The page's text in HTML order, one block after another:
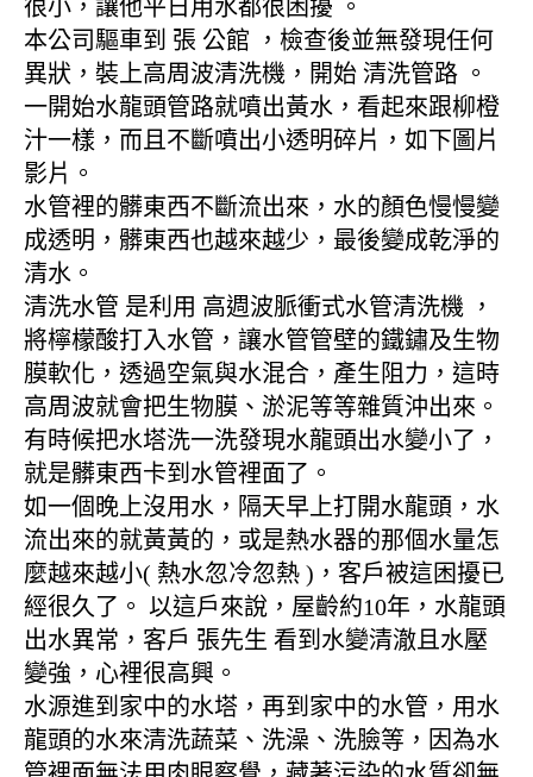
很小，讓他平日用水都很困擾 。
本公司驅車到 張 公館 ，檢查後並無發現任何
異狀，裝上高周波清洗機，開始 清洗管路 。
一開始水龍頭管路就噴出黃水，看起來跟柳橙
汁一樣，而且不斷噴出小透明碎片，如下圖片
影片。
水管裡的髒東西不斷流出來，水的顏色慢慢變
成透明，髒東西也越來越少，最後變成乾淨的
清水。
清洗水管 是利用 高週波脈衝式水管清洗機 ，
將檸檬酸打入水管，讓水管管壁的鐵鏽及生物
膜軟化，透過空氣與水混合，產生阻力，這時
高周波就會把生物膜、淤泥等等雜質沖出來。
有時候把水塔洗一洗發現水龍頭出水變小了，
就是髒東西卡到水管裡面了。
如一個晚上沒用水，隔天早上打開水龍頭，水
流出來的就黃黃的，或是熱水器的那個水量怎
麼越來越小( 熱水忽冷忽熱 )，客戶被這困擾已
經很久了。 以這戶來說，屋齡約10年，水龍頭
出水異常，客戶 張先生 看到水變清澈且水壓
變強，心裡很高興。
水源進到家中的水塔，再到家中的水管，用水
龍頭的水來清洗蔬菜、洗澡、洗臉等，因為水